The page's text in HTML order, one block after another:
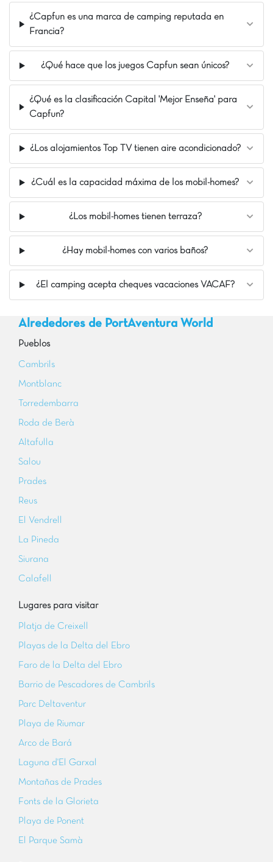
A 2 km de la Playa de Riumar
¿Capfun es una marca de camping reputada en
Francia?
¿Qué hace que los juegos Capfun sean únicos?
¿Qué es la clasificación Capital 'Mejor Enseña' para
Capfun?
¿Los alojamientos Top TV tienen aire acondicionado?
¿Cuál es la capacidad máxima de los mobil-homes?
¿Los mobil-homes tienen terraza?
¿Hay mobil-homes con varios baños?
¿El camping acepta cheques vacaciones VACAF?
Alrededores de PortAventura World
Pueblos
Cambrils
Montblanc
Torredembarra
Roda de Berà
Altafulla
Salou
Prades
Reus
El Vendrell
La Pineda
Siurana
Calafell
Lugares para visitar
Platja de Creixell
Playas de la Delta del Ebro
Faro de la Delta del Ebro
Barrio de Pescadores de Cambrils
Parc Deltaventur
Playa de Riumar
Arco de Bar
Laguna d'El Garxal
Montañas de Prades
Fonts de la Glorieta
Playa de Ponent
El Parque Samà